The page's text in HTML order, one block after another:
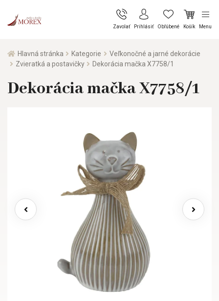
Zavolať Prihlásiť Obľúbené Košík Menu
Hlavná stránka Kategorie
Veľkonočné a jarné dekorácie
Zvieratká a postavičky
Dekorácia mačka X7758/1
Dekorácia mačka X7758/1